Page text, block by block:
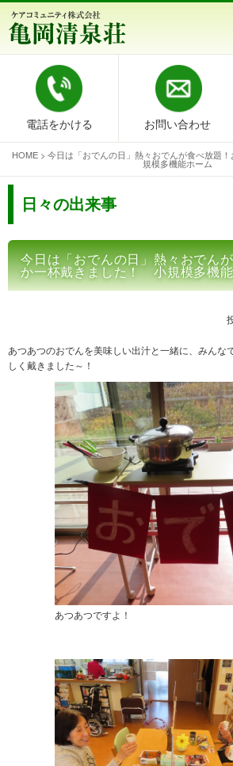
電話をかける お問い合わせ
HOME> 今日は「おでんの日」熱々おでんが食べ放題
規模多機能ホーム
日々の出来事
今日は「おでんの日」熱々おでん
か一杯戴きました！ 小規模多機
あつあつのおでんを美味しい出汁と一緒に、みんな
しく戴きました～！
あつあつですよ！